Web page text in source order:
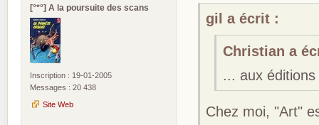
[°*°] A la poursuite des scans
Inscription : 19-01-2005
Messages : 20 438
Site Web
gil a écrit :
Christian a
... aux éditions
Chez moi, "Art"